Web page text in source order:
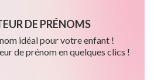
DE PRÉNOMS
idéal pour votre enfant !
de prénom en quelques clics !